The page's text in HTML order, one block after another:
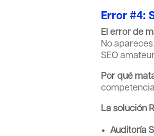
Error #4:
El error de
No
SEO
Por qué
La solución
Auditoría